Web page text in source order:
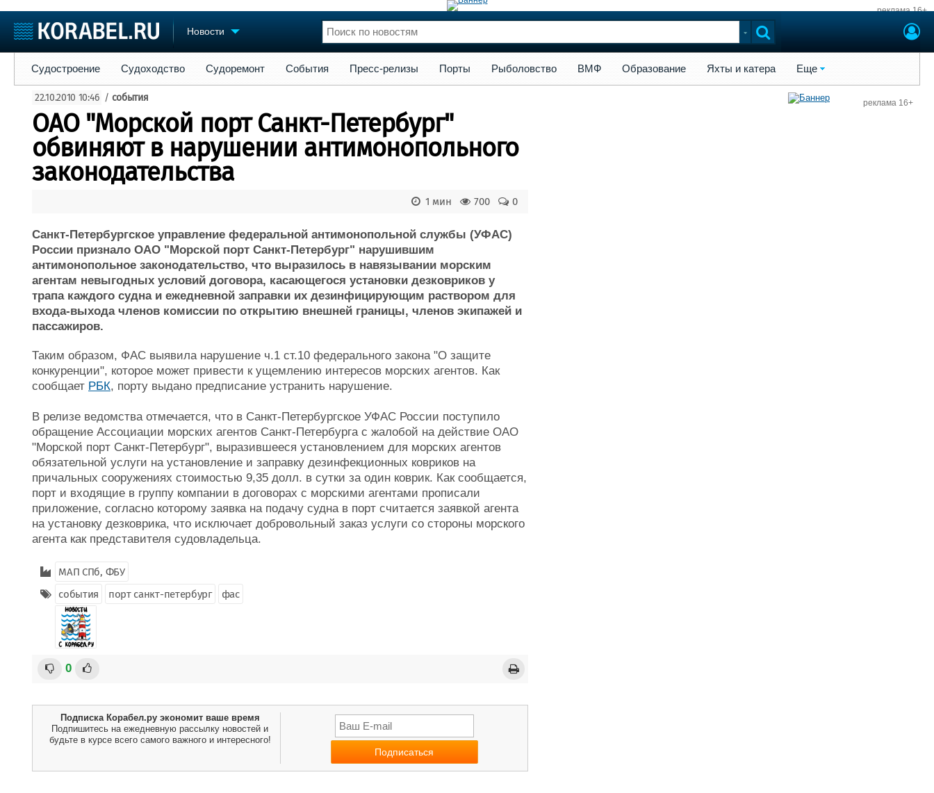
реклама 16+
Новости
Судостроение
Пульс
Новости
Компании
Репутация
Работа
Торговая площадка
Доска объявлений
Продажа флота
Оборудование
Изделия
Материалы
Конференции
Личности
Флот
Форум
Отзывы
Все службы
Судостроение Судоходство Судоремонт События Пресс-релизы Порты Рыболовство ВМФ Образование Яхты и катера Еще
22.10.2010 10:46 / события
ОАО "Морской порт Санкт-Петербург"
обвиняют в нарушении антимонопольного
законодательства
0
700
1 мин
Санкт-Петербургское управление федеральной антимонопольной службы (УФАС)
России признало ОАО "Морской порт Санкт-Петербург" нарушившим
антимонопольное законодательство, что выразилось в навязывании морским
агентам невыгодных условий договора, касающегося установки дезковриков у
трапа каждого судна и ежедневной заправки их дезинфицирующим раствором для
входа-выхода членов комиссии по открытию внешней границы, членов экипажей и
пассажиров.
Таким образом, ФАС выявила нарушение ч.1 ст.10 федерального закона "О защите
конкуренции", которое может привести к ущемлению интересов морских агентов. Как
сообщает РБК, порту выдано предписание устранить нарушение.
В релизе ведомства отмечается, что в Санкт-Петербургское УФАС России поступило
обращение Ассоциации морских агентов Санкт-Петербурга с жалобой на действие ОАО
"Морской порт Санкт-Петербург", выразившееся установлением для морских агентов
обязательной услуги на установление и заправку дезинфекционных ковриков на
причальных сооружениях стоимостью 9,35 долл. в сутки за один коврик. Как сообщается,
порт и входящие в группу компании в договорах с морскими агентами прописали
приложение, согласно которому заявка на подачу судна в порт считается заявкой агента
на установку дезковрика, что исключает добровольный заказ услуги со стороны морского
агента как представителя судовладельца.
МАП СПб, ФБУ
события
порт санкт-петербург фас
0
Подписка Корабел.ру экономит ваше время
Подпишитесь на ежедневную рассылку новостей и
будьте в курсе всего самого важного и интересного!
реклама 16+